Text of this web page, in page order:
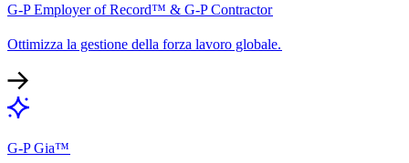
G-P Employer of Record™ & G-P Contractor​​
Ottimizza la gestione della forza lavoro globale.​​
G-P Gia™​​